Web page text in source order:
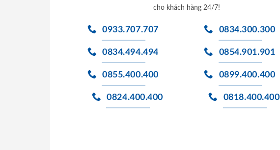
cho khách hàng 24/7!
0933.707.707
0834.494.494
0855.400.400
0824.400.400
0834.300.300
0854.901.901
0899.400.400
0818.400.400